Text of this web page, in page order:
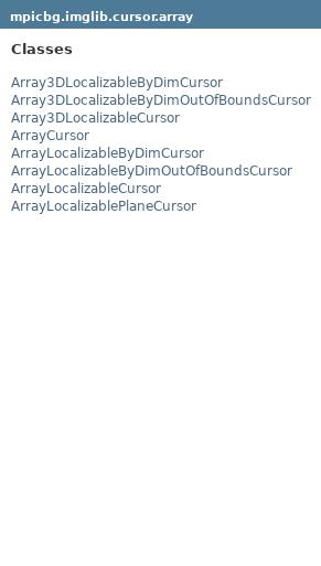
mpicbg.imglib.cursor.array
Classes
Array3DLocalizableByDimCursor
Array3DLocalizableByDimOutOfBoundsCursor
Array3DLocalizableCursor
ArrayCursor
ArrayLocalizableByDimCursor
ArrayLocalizableByDimOutOfBoundsCursor
ArrayLocalizableCursor
ArrayLocalizablePlaneCursor